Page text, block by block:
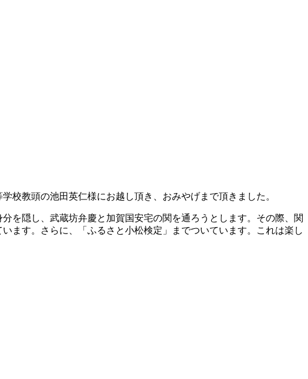
校教頭の池田英仁様にお越し頂き、おみやげまで頂きました。
を隠し、武蔵坊弁慶と加賀国安宅の関を通ろうとします。その際、関
ます。さらに、「ふるさと小松検定」までついています。これは楽し